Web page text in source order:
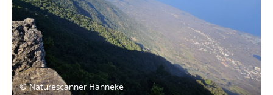
© Naturescanner Hanneke